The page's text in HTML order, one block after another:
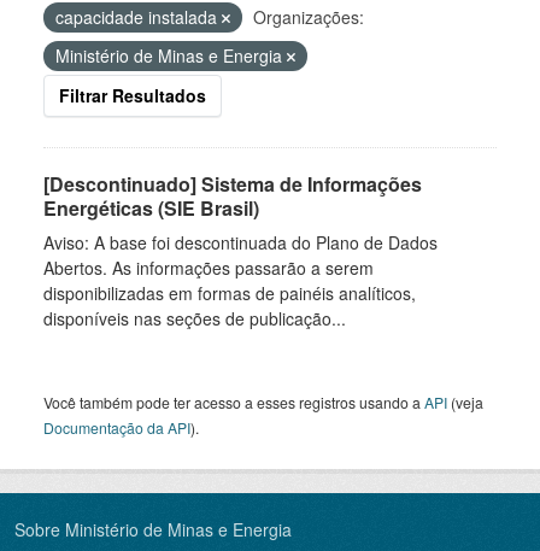
capacidade instalada
Organizações:
Ministério de Minas e Energia
Filtrar Resultados
[Descontinuado] Sistema de Informações
Energéticas (SIE Brasil)
Aviso: A base foi descontinuada do Plano de Dados
Abertos. As informações passarão a serem
disponibilizadas em formas de painéis analíticos,
disponíveis nas seções de publicação...
Você também pode ter acesso a esses registros usando a API (veja
Documentação da API).
Sobre Ministério de Minas e Energia